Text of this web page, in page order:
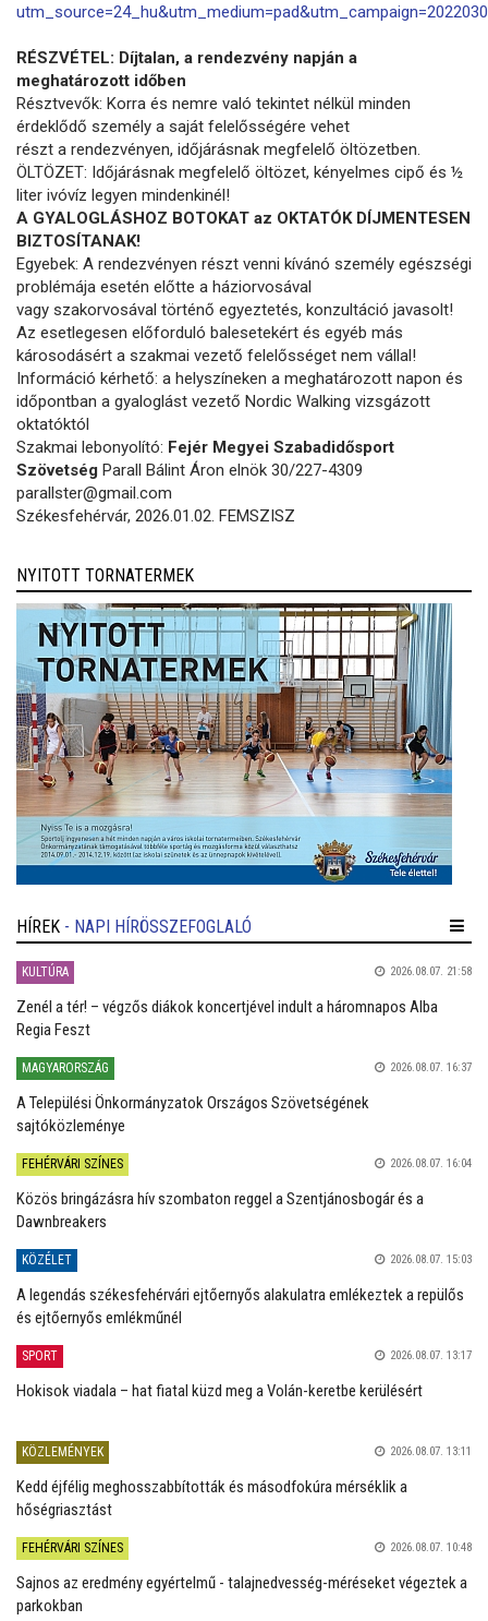
RÉSZVÉTEL: Díjtalan, a rendezvény napján a
meghatározott időben
Résztvevők: Korra és nemre való tekintet nélkül minden
érdeklődő személy a saját felelősségére vehet
részt a rendezvényen, időjárásnak megfelelő öltözetben.
ÖLTÖZET: Időjárásnak megfelelő öltözet, kényelmes cipő és ½
liter ivóvíz legyen mindenkinél!
A GYALOGLÁSHOZ BOTOKAT az OKTATÓK DÍJMENTESEN
BIZTOSÍTANAK!
Egyebek: A rendezvényen részt venni kívánó személy egészségi
problémája esetén előtte a háziorvosával
vagy szakorvosával történő egyeztetés, konzultáció javasolt!
Az esetlegesen előforduló balesetekért és egyéb más
károsodásért a szakmai vezető felelősséget nem vállal!
Információ kérhető: a helyszíneken a meghatározott napon és
időpontban a gyaloglást vezető Nordic Walking vizsgázott
oktatóktól
Szakmai lebonyolító: Fejér Megyei Szabadidősport
Szövetség Parall Bálint Áron elnök 30/227-4309
parallster@gmail.com
Székesfehérvár, 2026.01.02. FEMSZISZ
NYITOTT TORNATERMEK
HÍREK - NAPI HÍRÖSSZEFOGLALÓ
KULTÚRA 2026.08.07. 21:58
Zenél a tér! – végzős diákok koncertjével indult a háromnapos Alba
Regia Feszt
MAGYARORSZÁG 2026.08.07. 16:37
A Települési Önkormányzatok Országos Szövetségének
sajtóközleménye
FEHÉRVÁRI SZÍNES 2026.08.07. 16:04
Közös bringázásra hív szombaton reggel a Szentjánosbogár és a
Dawnbreakers
KÖZÉLET 2026.08.07. 15:03
A legendás székesfehérvári ejtőernyős alakulatra emlékeztek a repülős
és ejtőernyős emlékműnél
SPORT 2026.08.07. 13:17
Hokisok viadala – hat fiatal küzd meg a Volán-keretbe kerülésért
KÖZLEMÉNYEK 2026.08.07. 13:11
Kedd éjfélig meghosszabbították és másodfokúra mérséklik a
hőségriasztást
FEHÉRVÁRI SZÍNES 2026.08.07. 10:48
Sajnos az eredmény egyértelmű - talajnedvesség-méréseket végeztek a
parkokban